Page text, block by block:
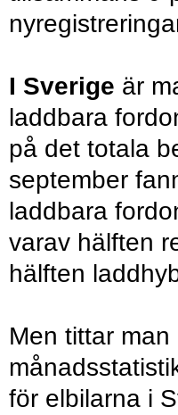
I Sverige är
laddbara
på det totala
september
laddbara
varav hälften
hälften
Men tittar
för elbilarna i